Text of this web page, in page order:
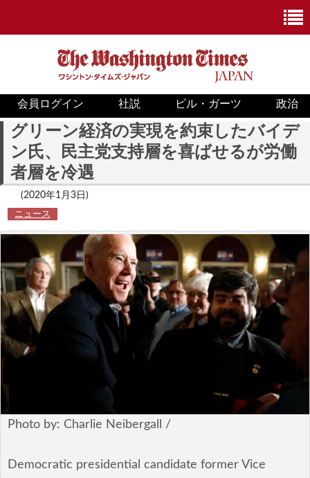
ニュース
政治
ホワイトハウス
COVID-19
米国内
国際
安全保障
ビジネス・経済
カルチャー
ポリシー
会員ログイン 社説 ビル・ガーツ 政治
グリーン経済の実現を約束したバイデ
ン氏、民主党支持層を喜ばせるが労働
者層を冷遇
(2020年1月3日)
ニュース
Photo by: Charlie Neibergall /
Democratic presidential candidate former Vice